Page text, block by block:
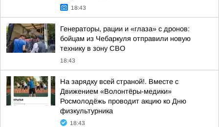
18:43
Генераторы, рации и «глаза» с дронов:
бойцам из Чебаркуля отправили новую
технику в зону СВО
18:43
На зарядку всей страной!. Вместе с
Движением «Волонтёры-медики»
Росмолодёжь проводит акцию ко Дню
физкультурника
18:43